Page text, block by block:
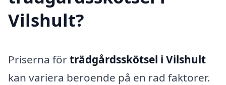
Vilshult?
Priserna förträdgårdsskötsel i Vilshult
kan variera beroende på en rad faktorer.